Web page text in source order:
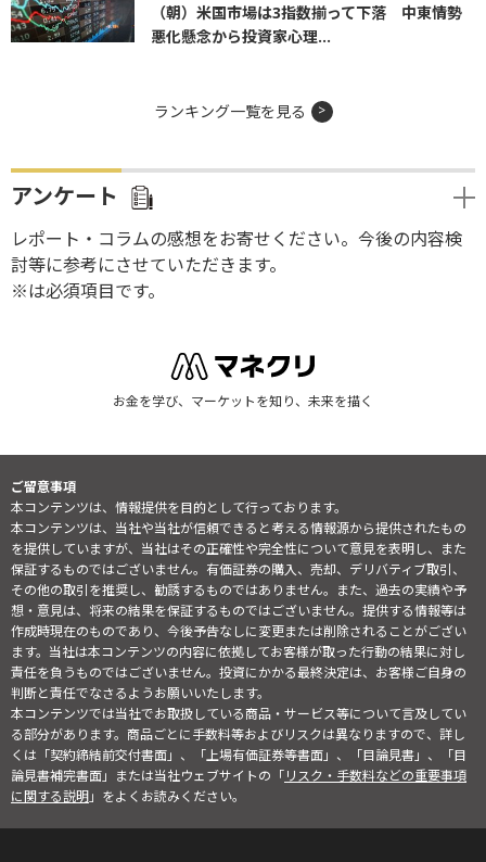
（朝）米国市場は3指数揃って下落 中東情勢
悪化懸念から投資家心理...
ランキング一覧を見る
アンケート
レポート・コラムの感想をお寄せください。今後の内容検
討等に参考にさせていただきます。
※は必須項目です。
お金を学び、マーケットを知り、未来を描く
ご留意事項
本コンテンツは、情報提供を目的として行っております。
本コンテンツは、当社や当社が信頼できると考える情報源から提供されたもの
を提供していますが、当社はその正確性や完全性について意見を表明し、また
保証するものではございません。有価証券の購入、売却、デリバティブ取引、
その他の取引を推奨し、勧誘するものではありません。また、過去の実績や予
想・意見は、将来の結果を保証するものではございません。提供する情報等は
作成時現在のものであり、今後予告なしに変更または削除されることがござい
ます。当社は本コンテンツの内容に依拠してお客様が取った行動の結果に対し
責任を負うものではございません。投資にかかる最終決定は、お客様ご自身の
判断と責任でなさるようお願いいたします。
本コンテンツでは当社でお取扱している商品・サービス等について言及してい
る部分があります。商品ごとに手数料等およびリスクは異なりますので、詳し
くは「契約締結前交付書面」、「上場有価証券等書面」、「目論見書」、「目
論見書補完書面」または当社ウェブサイトの「リスク・手数料などの重要事項
に関する説明」をよくお読みください。